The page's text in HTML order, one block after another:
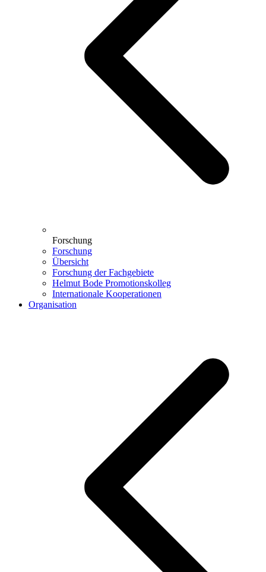
Forschung
Forschung
Übersicht
Forschung der Fachgebiete
Helmut Bode Promotionskolleg
Internationale Kooperationen
Organisation